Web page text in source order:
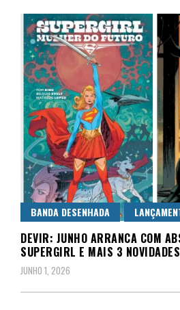
Central Comics
BANDA DESENHADA
DEVIR: JUNHO ARRANCA COM
SUPERGIRL E MAIS 3 NOVIDADES
JUNHO 1, 2026